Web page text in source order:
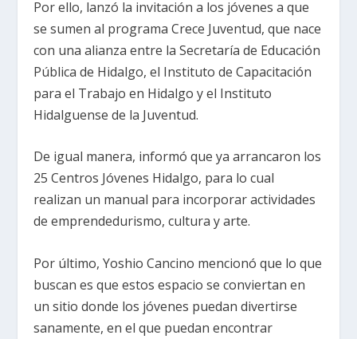
Por ello, lanzó la invitación a los jóvenes a que
se sumen al programa Crece Juventud, que nace
con una alianza entre la Secretaría de Educación
Pública de Hidalgo, el Instituto de Capacitación
para el Trabajo en Hidalgo y el Instituto
Hidalguense de la Juventud.
De igual manera, informó que ya arrancaron los
25 Centros Jóvenes Hidalgo, para lo cual
realizan un manual para incorporar actividades
de emprendedurismo, cultura y arte.
Por último, Yoshio Cancino mencionó que lo que
buscan es que estos espacio se conviertan en
un sitio donde los jóvenes puedan divertirse
sanamente, en el que puedan encontrar